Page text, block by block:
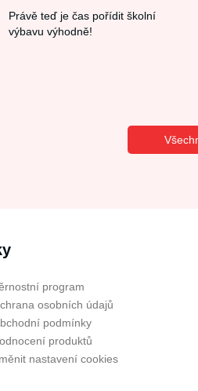
Právě teď je čas pořídit školní
výbavu výhodně!
program
osobních údajů
podmínky
produktů
nastavení cookies